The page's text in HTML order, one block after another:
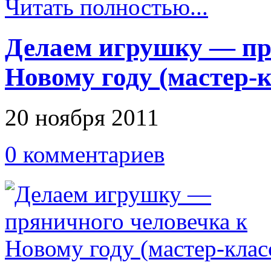
Читать полностью...
Делаем игрушку —
Новому году (мастер-
20 ноября 2011
0 комментариев